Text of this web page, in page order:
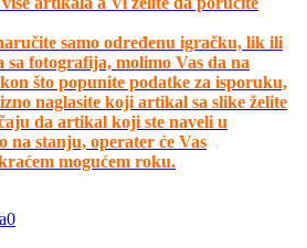
samo određenu igračku, lik ili
sa fotografija, molimo Vas da na
što popunite podatke za isporuku,
naglasite koji artikal sa slike želite
da artikal koji ste naveli u
na stanju, operater će Vas
mogućem roku.